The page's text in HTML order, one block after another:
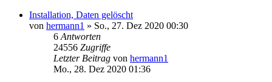
Installation, Daten gelöscht
von hermann1 » So., 27. Dez 2020 00:30
6 Antworten
24556 Zugriffe
Letzter Beitrag von hermann1
Mo., 28. Dez 2020 01:36